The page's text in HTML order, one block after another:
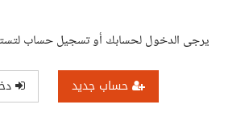
يرجى الدخول لحسابك أو تسجيل حساب
حساب جديد